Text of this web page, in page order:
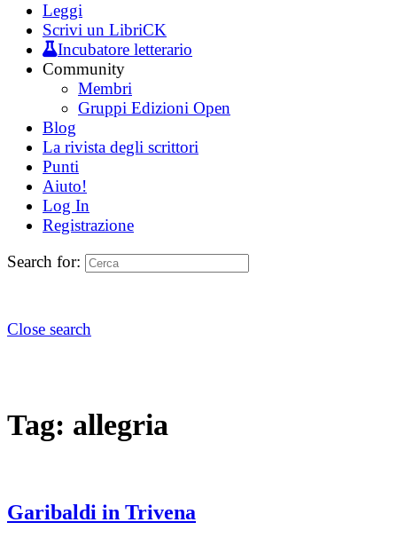
Leggi
Scrivi un LibriCK
Incubatore letterario
Community
Membri
Gruppi Edizioni Open
Blog
La rivista degli scrittori
Punti
Aiuto!
Log In
Registrazione
Search for:
Close search
Tag: allegria
Garibaldi in Trivena